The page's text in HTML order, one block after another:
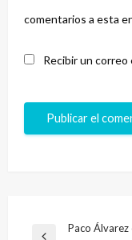
comentarios a esta
Recibir un
Navegación
Paco Álvarez